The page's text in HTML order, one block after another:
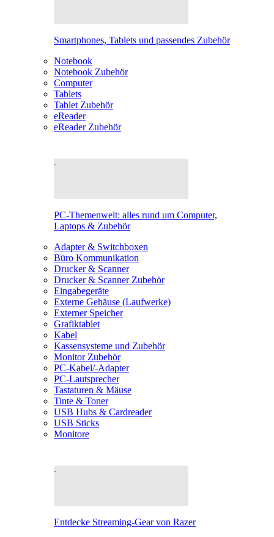
Smartphones, Tablets und passendes Zubehör
Notebook
Notebook Zubehör
Computer
Tablets
Tablet Zubehör
eReader
eReader Zubehör
PC-Themenwelt: alles rund um Computer,
Laptops & Zubehör
Adapter & Switchboxen
Büro Kommunikation
Drucker & Scanner
Drucker & Scanner Zubehör
Eingabegeräte
Externe Gehäuse (Laufwerke)
Externer Speicher
Grafiktablet
Kabel
Kassensysteme und Zubehör
Monitor Zubehör
PC-Kabel/-Adapter
PC-Lautsprecher
Tastaturen & Mäuse
Tinte & Toner
USB Hubs & Cardreader
USB Sticks
Monitore
Entdecke Streaming-Gear von Razer